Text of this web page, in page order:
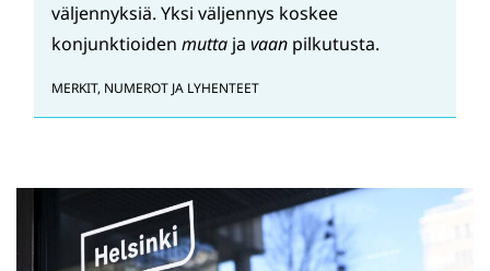
väljennyksiä. Yksi väljennys koskee
konjunktioiden mutta ja vaan pilkutusta.
MERKIT, NUMEROT JA LYHENTEET